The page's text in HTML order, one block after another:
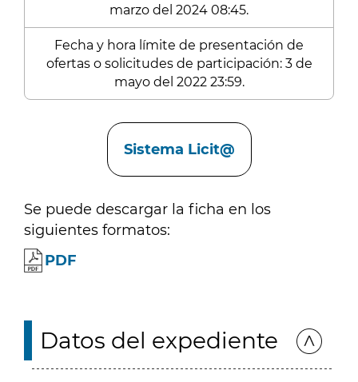
marzo del 2024 08:45.
Fecha y hora límite de presentación de
ofertas o solicitudes de participación: 3 de
mayo del 2022 23:59.
Sistema Licit@
Se puede descargar la ficha en los
siguientes formatos:
PDF
Datos del expediente